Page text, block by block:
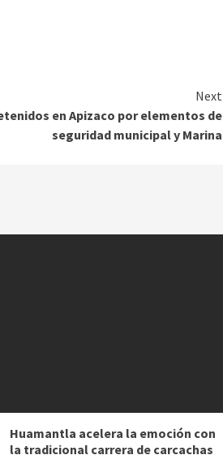
Next
en Apizaco por elementos de
seguridad municipal y Marina
Huamantla acelera la emoción con
la tradicional carrera de carcachas